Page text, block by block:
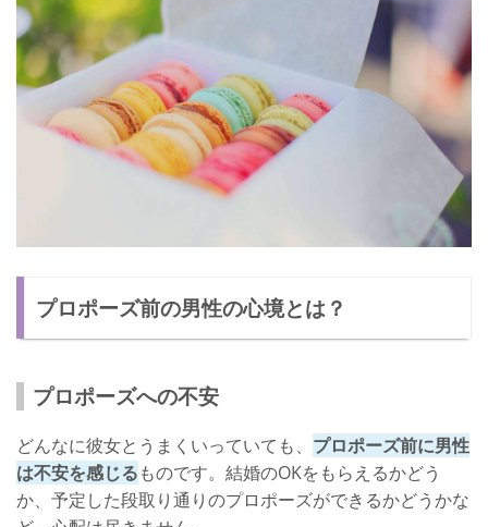
プロポーズ前の男性の心境とは？
プロポーズへの不安
どんなに彼女とうまくいっていても、 プロポーズ前に男性
は不安を感じるものです。結婚のOKをもらえるかどう
か、予定した段取り通りのプロポーズができるかどうかな